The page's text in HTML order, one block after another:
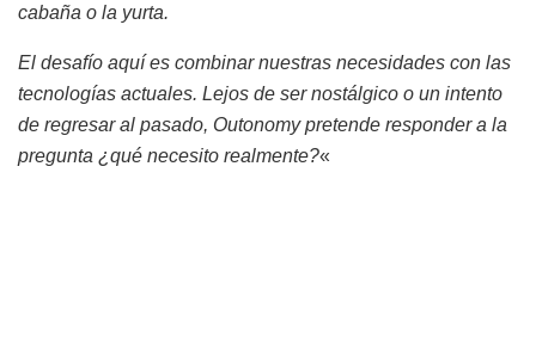
cabaña o la yurta.
El desafío aquí es combinar nuestras necesidades con las
tecnologías actuales. Lejos de ser nostálgico o un intento
de regresar al pasado, Outonomy pretende responder a la
pregunta ¿qué necesito realmente?«